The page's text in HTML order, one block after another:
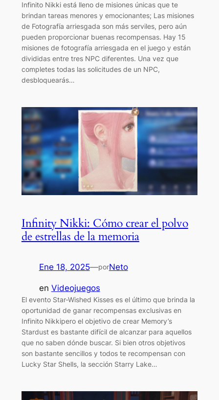
Infinito Nikki está lleno de misiones únicas que te
brindan tareas menores y emocionantes; Las misiones
de Fotografía arriesgada son más serviles, pero aún
pueden proporcionar buenas recompensas. Hay 15
misiones de fotografía arriesgada en el juego y están
divididas entre tres NPC diferentes. Una vez que
completes todas las solicitudes de un NPC,
desbloquearás…
Infinity Nikki: Cómo crear el polvo
de estrellas de la memoria
Ene 18, 2025—porNeto
en Videojuegos
El evento Star-Wished Kisses es el último que brinda la
oportunidad de ganar recompensas exclusivas en
Infinito Nikkipero el objetivo de crear Memory’s
Stardust es bastante difícil de alcanzar para aquellos
que no saben dónde buscar. Si bien otros objetivos
son bastante sencillos y todos te recompensan con
Lucky Star Shells, la sección Starry Lake…